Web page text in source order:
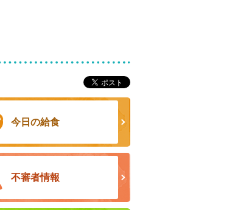
今日の給食
不審者情報